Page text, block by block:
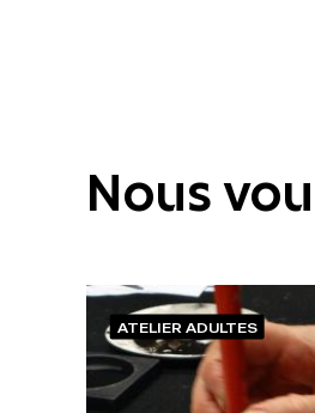
Nous
ATELIER ADULTES